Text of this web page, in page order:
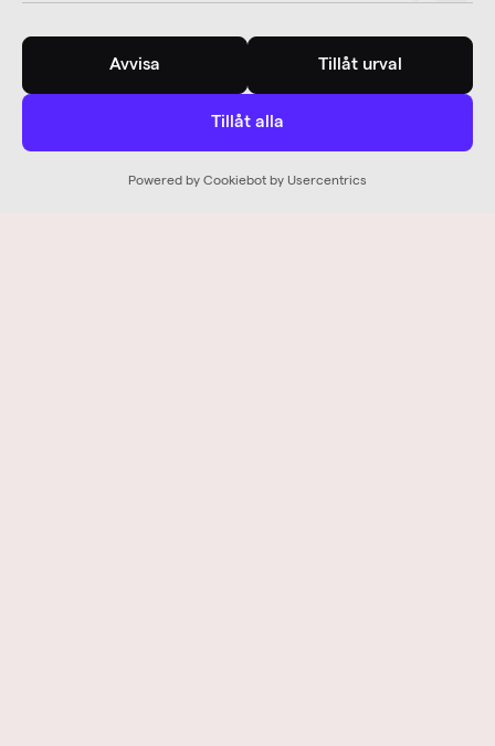
Avvisa Tillåt urval
Tillåt alla
Powered by Cookiebot by Usercentrics